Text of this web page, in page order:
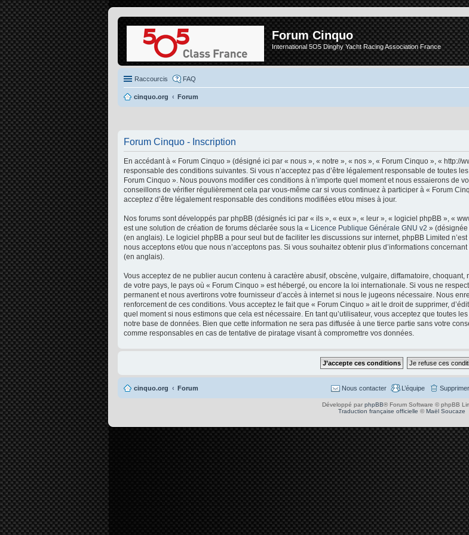
Forum Cinquo
International 5O5 Dinghy Yacht Racing Association France
Raccourcis FAQ
cinquo.org Forum
Forum Cinquo - Inscription
En accédant à « Forum Cinquo » (désigné ici par « nous », « notre », « nos », « Forum Cinquo », « http://
responsable des conditions suivantes. Si vous n’acceptez pas d’être légalement responsable de toutes
Forum Cinquo ». Nous pouvons modifier ces conditions à n’importe quel moment et nous essaierons de
conseillons de vérifier régulièrement cela par vous-même car si vous continuez à participer à « Forum
acceptez d’être légalement responsable des conditions modifiées et/ou mises à jour.
Nos forums sont développés par phpBB (désignés ici par « ils », « eux », « leur », « logiciel phpBB », «
est une solution de création de forums déclarée sous la « Licence Publique Générale GNU v2 »
(en anglais). Le logiciel phpBB a pour seul but de faciliter les discussions sur internet, phpBB Limited
nous acceptons et/ou que nous n’acceptons pas. Si vous souhaitez obtenir plus d’informations
(en anglais).
Vous acceptez de ne publier aucun contenu à caractère abusif, obscène, vulgaire, diffamatoire,
de votre pays, le pays où « Forum Cinquo » est hébergé, ou encore la loi internationale. Si vous ne
permanent et nous avertirons votre fournisseur d’accès à internet si nous le jugeons nécessaire. Nous
renforcement de ces conditions. Vous acceptez le fait que « Forum Cinquo » ait le droit de supprimer,
quel moment si nous estimons que cela est nécessaire. En tant qu’utilisateur, vous acceptez que toutes
notre base de données. Bien que cette information ne sera pas diffusée à une tierce partie sans votre
comme responsables en cas de tentative de piratage visant à compromettre vos données.
cinquo.org Forum L’équipe
Nous contacter
Développé par phpBB® Forum Software © phpBB
Traduction française officielle ©Maël Soucaze